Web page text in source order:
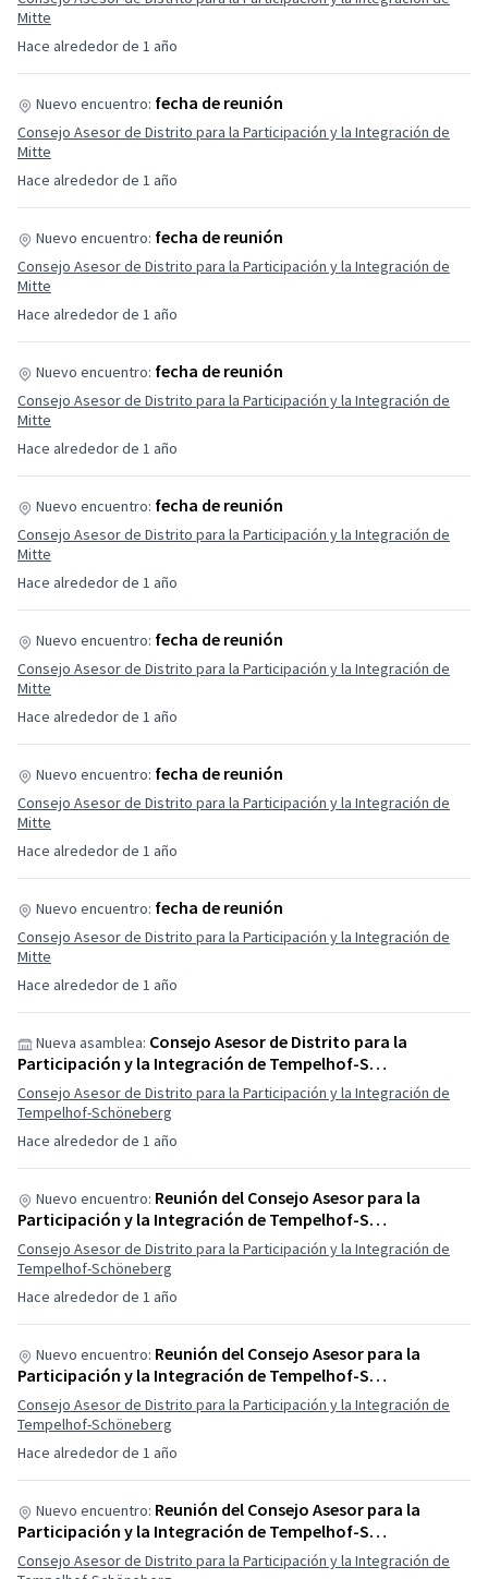
Hace alrededor de 1 año
Mitte
Hace alrededor de 1 año
Nuevo encuentro: fecha de reunión
Consejo Asesor de Distrito para la Participación y la Integración de
Mitte
Hace alrededor de 1 año
Nuevo encuentro: fecha de reunión
Consejo Asesor de Distrito para la Participación y la Integración de
Mitte
Hace alrededor de 1 año
Nuevo encuentro: fecha de reunión
Consejo Asesor de Distrito para la Participación y la Integración de
Mitte
Hace alrededor de 1 año
Nuevo encuentro: fecha de reunión
Consejo Asesor de Distrito para la Participación y la Integración de
Mitte
Hace alrededor de 1 año
Nuevo encuentro: fecha de reunión
Consejo Asesor de Distrito para la Participación y la Integración de
Mitte
Hace alrededor de 1 año
Nuevo encuentro: fecha de reunión
Consejo Asesor de Distrito para la Participación y la Integración de
Mitte
Hace alrededor de 1 año
Nuevo encuentro: fecha de reunión
Consejo Asesor de Distrito para la Participación y la Integración de
Mitte
Hace alrededor de 1 año
Nueva asamblea: Consejo Asesor de Distrito para la
Participación y la Integración de Tempelhof-S…
Consejo Asesor de Distrito para la Participación y la Integración de
Tempelhof-Schöneberg
Hace alrededor de 1 año
Nuevo encuentro: Reunión del Consejo Asesor para la
Participación y la Integración de Tempelhof-S…
Consejo Asesor de Distrito para la Participación y la Integración de
Tempelhof-Schöneberg
Hace alrededor de 1 año
Nuevo encuentro: Reunión del Consejo Asesor para la
Participación y la Integración de Tempelhof-S…
Consejo Asesor de Distrito para la Participación y la Integración de
Tempelhof-Schöneberg
Nuevo encuentro: Reunión del Consejo Asesor para la
Participación y la Integración de Tempelhof-S…
Consejo Asesor de Distrito para la Participación y la Integración de